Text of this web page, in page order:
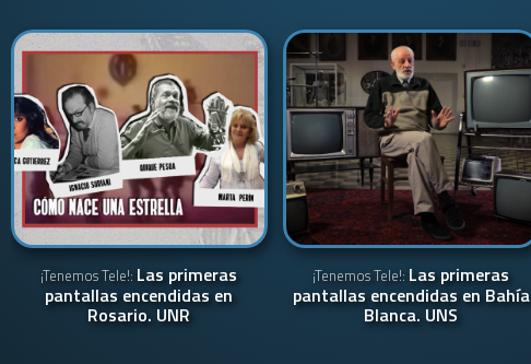
¡Tenemos Tele!: Las primeras
pantallas encendidas en
Rosario. UNR
¡Tenemos Tele!: Las primeras
pantallas encendidas en Bahía
Blanca. UNS